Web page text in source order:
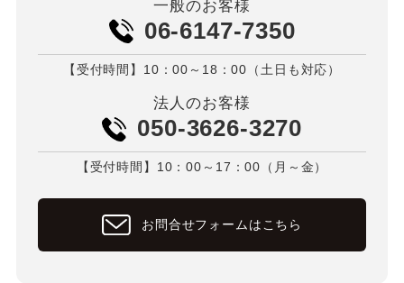
一般のお客様
06-6147-7350
【受付時間】10：00～18：00（土日も対応）
法人のお客様
050-3626-3270
【受付時間】10：00～17：00（月～金）
お問合せフォームはこちら